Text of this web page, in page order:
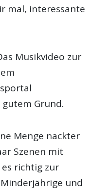
mal, interessante
Musikvideo zur
Grund.
Menge nackter
Szenen mit
richtig zur
und